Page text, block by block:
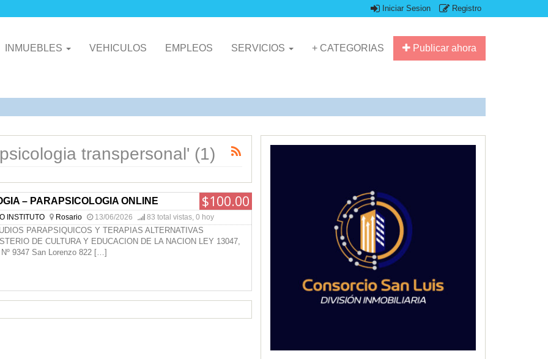
Iniciar Sesion Registro
Publicar ahora
INMUEBLES VEHICULOS EMPLEOS SERVICIOS + CATEGORIAS
transpersonal' (1)
$100.00
– PARAPSICOLOGIA ONLINE
INSTITUTO Rosario 13/06/2026 83 total vistas, 0 hoy
PARAPSIQUICOS Y TERAPIAS ALTERNATIVAS
DE CULTURA Y EDUCACION DE LA NACION LEY 13047,
9347 San Lorenzo 822 […]